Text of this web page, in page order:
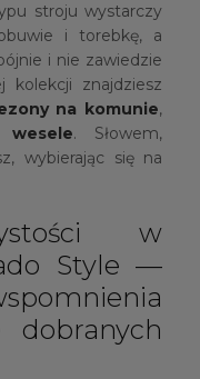
stroju wystarczy
i torebkę, a
i nie zawiedzie
kolekcji znajdziesz
na komunie,
wesele. Słowem,
wybierając się na
w
Style —